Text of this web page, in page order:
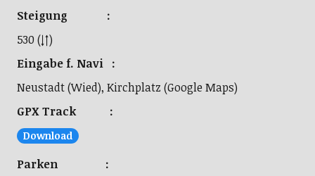
Steigung :
530 (↓↑)
Eingabe f. Navi :
Neustadt (Wied), Kirchplatz (Google Maps)
GPX Track :
Download
Parken :